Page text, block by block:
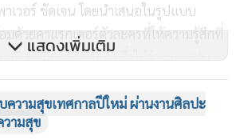
เวอร์ ชัดเจน โดยนำเสนอในรูปแบบ
มด้วยคาแรกเตอร์ตัวละครที่ให้ความรู้สึกที่
ทิ นางเมขลาล่อแก้ว ซึ่งไม่ว่าจะเจอฝน
รค นางเมขลายังคงยิ้มได้และดำเนินเรื่อง
งสวยงาม หรือสายรุ้ง ดวงอาทิตย์ ดวงจันทร์
วามหวังที่สวยงาม รวมถึงช้าง หรือลิง ที่
แสดงเพิ่มเติม
ความสุขเทศกาลปีใหม่ ผ่านงานศิลปะ
วามสุข